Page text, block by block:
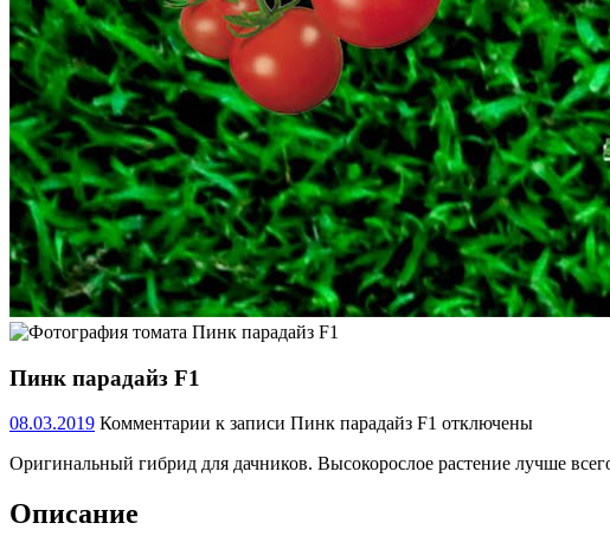
Пинк парадайз F1
08.03.2019 Комментарии к записи Пинк парадайз F1 отключены
Оригинальный гибрид для дачников. Высокорослое растение лучше
Описание